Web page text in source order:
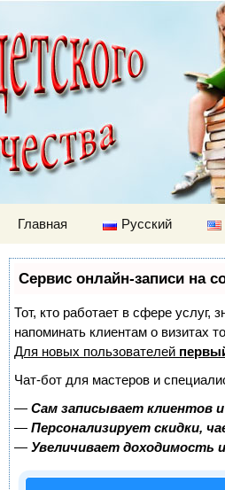
Детский
Главная Русский
Сервис онлайн-записи на
Тот, кто работает в сфере услуг,
напоминать клиентам о
Для новых пользователей
Чат-бот для мастеров и
— Сам записывает клиентов
— Персонализирует скидки,
— Увеличивает доходимость